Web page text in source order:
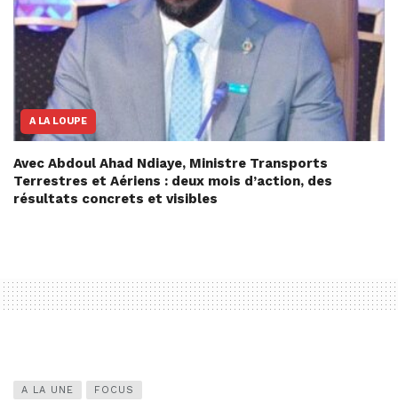
A LA LOUPE
Avec Abdoul Ahad Ndiaye, Ministre Transports
Terrestres et Aériens : deux mois d’action, des
résultats concrets et visibles
A LA UNE FOCUS